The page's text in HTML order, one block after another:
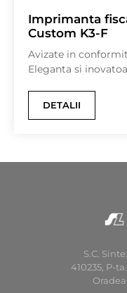
Imprimanta
Custom K3-F
Avizate in
Eleganta si
DETALII
S.C.
410235, P-